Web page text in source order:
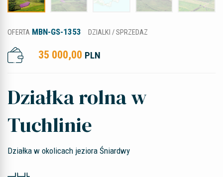
OFERTA MBN-GS-1353 DZIALKI / SPRZEDAZ
35 000,00 PLN
Działka rolna w
Tuchlinie
Działka w okolicach jeziora Śniardwy